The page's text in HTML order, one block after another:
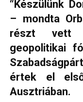
“Készülünk
– mondta
részt vett
geopolitikai
értek el
Ausztriában.